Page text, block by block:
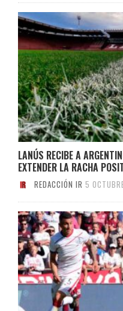
LANÚS RECIBE A
EXTENDER LA RACHA
REDACCIÓN IR 5